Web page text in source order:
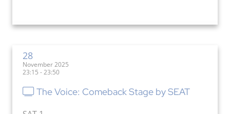
28
November 2025
23:15 - 23:50
The Voice: Comeback Stage by SEAT